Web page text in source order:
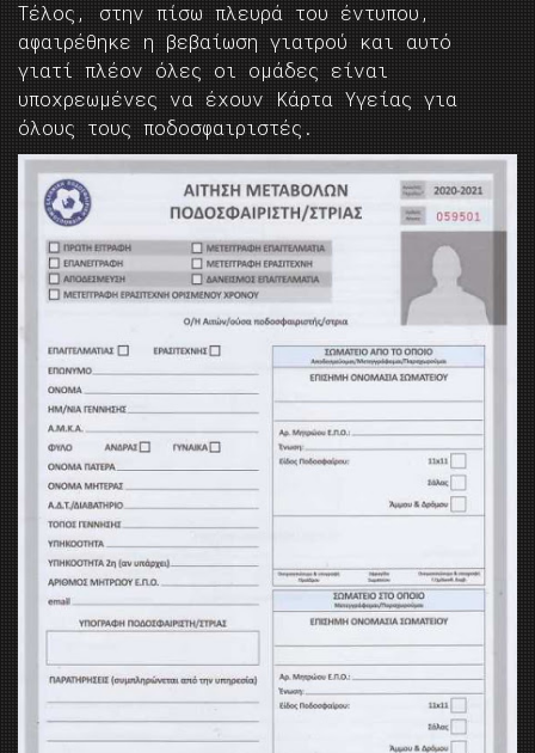
Τέλος, στην πίσω πλευρά του έντυπου,
αφαιρέθηκε η βεβαίωση γιατρού και αυτό
γιατί πλέον όλες οι ομάδες είναι
υποχρεωμένες να έχουν Kάρτα Yγείας για
όλους τους ποδοσφαιριστές.